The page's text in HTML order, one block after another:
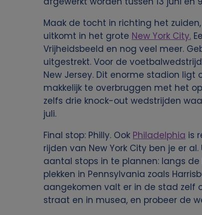
Maak de tocht in richting het
uitkomt in het grote New York City.
Vrijheidsbeeld en nog veel meer.
uitgestrekt. Voor de
New Jersey. Dit enorme stadion ligt
makkelijk te overbruggen met het
zelfs drie knock-out wedstrijden
juli.
Final stop: Philly. Ook Philadelphia is
rijden van New York City ben je er
aantal stops in te plannen: langs
plekken in Pennsylvania zoals
aangekomen valt er in de stad zelf
straat en in musea, en probeer de
e
r
s
o
o
n
l
i